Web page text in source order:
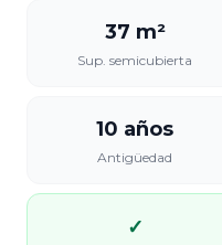
37 m²
Sup. semicubierta
10 años
Antigüedad
✓